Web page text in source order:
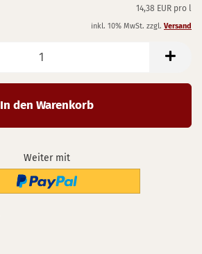
14,38 EUR pro l
inkl. 10% MwSt. zzgl. Versand
In den Warenkorb
Weiter mit